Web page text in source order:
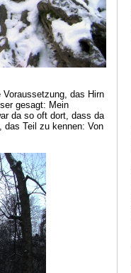
das Hirn
gesagt: Mein
da so oft dort, dass da
das Teil zu kennen: Von